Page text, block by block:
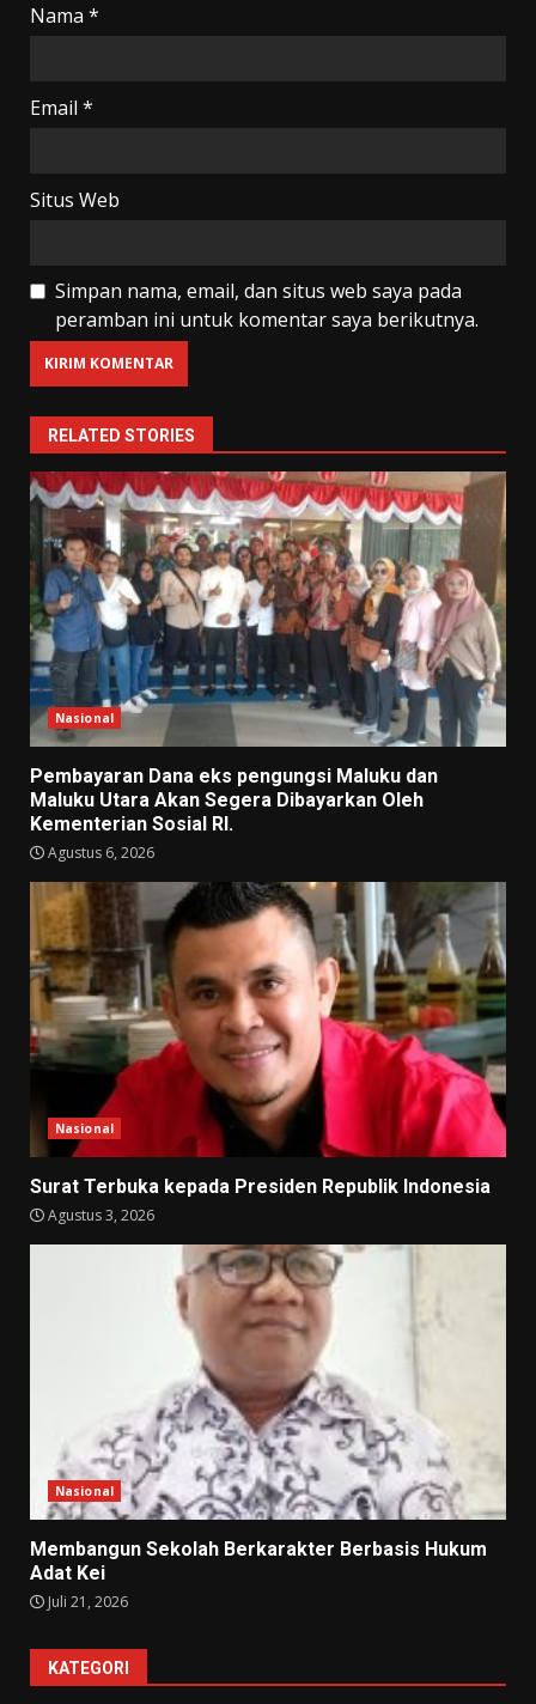
Nama *
Email *
Situs Web
Simpan nama, email, dan situs web saya pada
peramban ini untuk komentar saya berikutnya.
RELATED STORIES
Nasional
Pembayaran Dana eks pengungsi Maluku dan
Maluku Utara Akan Segera Dibayarkan Oleh
Kementerian Sosial RI.
Agustus 6, 2026
Nasional
Surat Terbuka kepada Presiden Republik Indonesia
Agustus 3, 2026
Nasional
Membangun Sekolah Berkarakter Berbasis Hukum
Adat Kei
Juli 21, 2026
KATEGORI